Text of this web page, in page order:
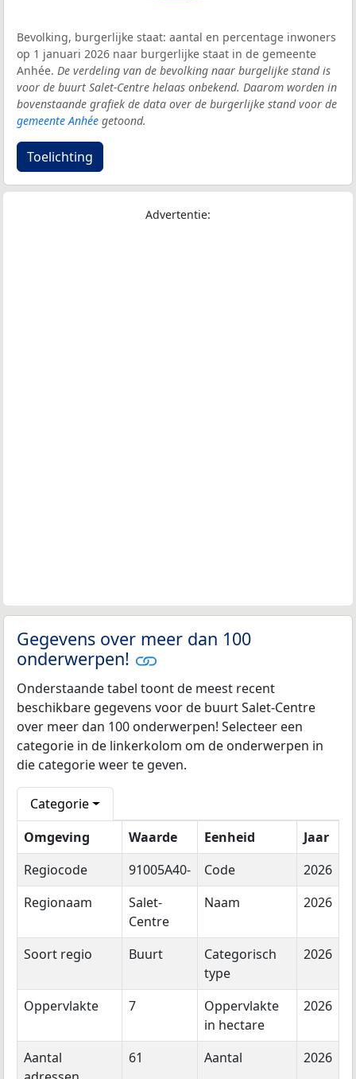
Bevolking, burgerlijke staat: aantal en percentage inwoners
op 1 januari 2026 naar burgerlijke staat in de gemeente
Anhée. De verdeling van de bevolking naar burgelijke stand is
voor de buurt Salet-Centre helaas onbekend. Daarom worden in
bovenstaande grafiek de data over de burgerlijke stand voor de
gemeente Anhée getoond.
Toelichting
Advertentie:
Gegevens over meer dan 100
onderwerpen!
Onderstaande tabel toont de meest recent
beschikbare gegevens voor de buurt Salet-Centre
over meer dan 100 onderwerpen! Selecteer een
categorie in de linkerkolom om de onderwerpen in
die categorie weer te geven.
Categorie
Omgeving
Waarde Eenheid
Jaar
Regiocode
91005A40- Code
2026
Regionaam
Salet-
Centre
Naam 2026
Soort regio Buurt
Categorisch
type
2026
Oppervlakte 7
Oppervlakte
in hectare
2026
Aantal
61 Aantal 2026